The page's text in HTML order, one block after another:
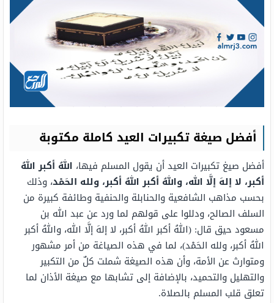
أفضل صيغة تكبيرات العيد كاملة مكتوبة
أفضل صيغ تكبيرات العيد أن يقول المسلم فيها، اللهُ أكبر اللهُ
أكبر، لا إلهَ إلَّا الله، واللهُ أكبر اللهُ أكبر، ولله الحَمْد، وذلك
بحسب مذاهب الشافعية والحنابلة والحنفية وطائفة كبيرة من
السلف الصالح، ودللوا على قولهم لما ورد عن عبد الله بن
مسعود حيق قال: (اللهُ أكبر اللهُ أكبر، لا إلهَ إلَّا الله، واللهُ أكبر
اللهُ أكبر، ولله الحَمْد)، لما في هذه الصياغة من أمر مشهور
ومتوارث عن الأمة، وأن هذه الصيغة شملت كلٌ من التكبير
والتهليل والتحميد، بالإضافة إلى تشابها مع صيغة الأذان لما
تعلق قلب المسلم بالصلاة.